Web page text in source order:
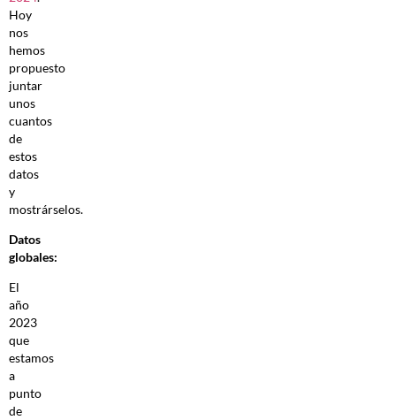
Hoy
nos
hemos
propuesto
juntar
unos
cuantos
de
estos
datos
y
mostrárselos.
Datos
globales:
El
año
2023
que
estamos
a
punto
de